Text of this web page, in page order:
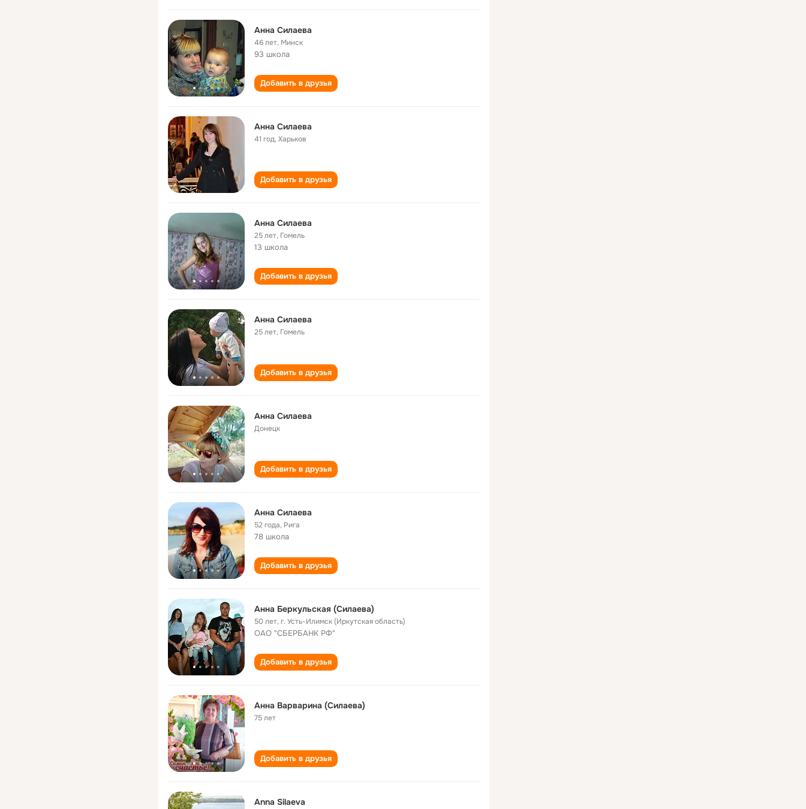
Анна Силаева
46 лет, Минск
93 школа
Добавить в друзья
Анна Силаева
41 год,Харьков
Добавить в друзья
Анна Силаева
25 лет, Гомель
13 школа
Добавить в друзья
Анна Силаева
25 лет, Гомель
Добавить в друзья
Анна Силаева
Донецк
Добавить в друзья
Анна Силаева
52 года, Рига
78 школа
Добавить в друзья
Анна Беркульская (Силаева)
50 лет,г. Усть-Илимск (Иркутская область)
ОАО "СБЕРБАНК РФ"
Добавить в друзья
Анна Варварина (Силаева)
75 лет
Добавить в друзья
Anna Silaeva